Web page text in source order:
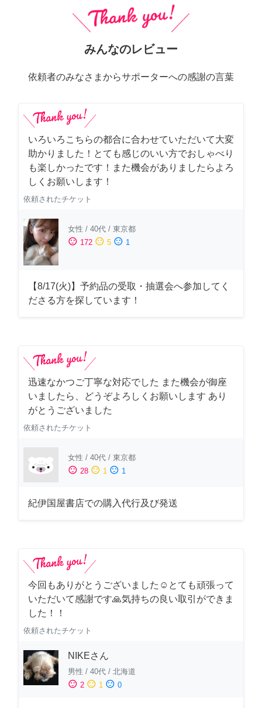
みんなのレビュー
依頼者のみなさまからサポーターへの感謝の言葉
いろいろこちらの都合に合わせていただいて大変
助かりました！とても感じのいい方でおしゃべり
も楽しかったです！また機会がありましたらよろ
しくお願いします！
依頼されたチケット
女性 / 40代 / 東京都
sentiment_satisfied 172 sentiment_neutral 5 sentiment_dissatisfied 1
【8/17(火)】予約品の受取・抽選会へ参加してく
ださる方を探しています！
迅速なかつご丁寧な対応でした また機会が御座
いましたら、どうぞよろしくお願いします あり
がとうございました
依頼されたチケット
女性 / 40代 / 東京都
sentiment_satisfied 28 sentiment_neutral 1 sentiment_dissatisfied 1
紀伊国屋書店での購入代行及び発送
今回もありがとうございました☺️とても頑張って
いただいて感謝です🙏気持ちの良い取引ができま
した！！
依頼されたチケット
NIKEさん
男性 / 40代 / 北海道
sentiment_satisfied 2 sentiment_neutral 1 sentiment_dissatisfied 0